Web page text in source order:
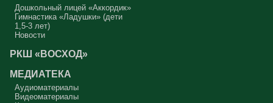
Дошкольный лицей «Аккордик»
Гимнастика «Ладушки» (дети
1,5-3 лет)
Новости
РКШ «ВОСХОД»
МЕДИАТЕКА
Аудиоматериалы
Видеоматериалы